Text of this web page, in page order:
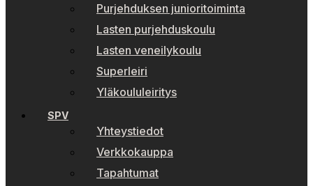
Purjehduksen junioritoiminta
Lasten purjehduskoulu
Lasten veneilykoulu
Superleiri
Yläkoululeiritys
SPV
Yhteystiedot
Verkkokauppa
Tapahtumat